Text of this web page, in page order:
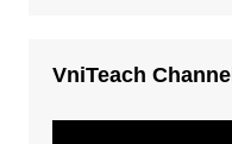
VniTeach Channel